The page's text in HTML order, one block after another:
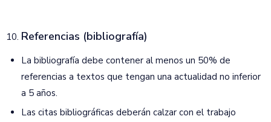
Referencias (bibliografía)
La bibliografía debe contener al menos un 50% de
referencias a textos que tengan una actualidad no inferior
a 5 años.
Las citas bibliográficas deberán calzar con el trabajo